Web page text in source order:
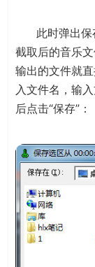
此时弹出保
截取后的音乐
输出的文件就
入文件名，输
后点击“保存”：